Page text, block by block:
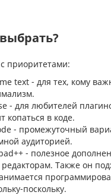
приоритетами:
text - для тех, кому
- для любителей
копаться в коде.
- промежуточный
аудиторией.
- полезное
Также он
поскольку.